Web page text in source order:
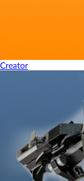
Creator